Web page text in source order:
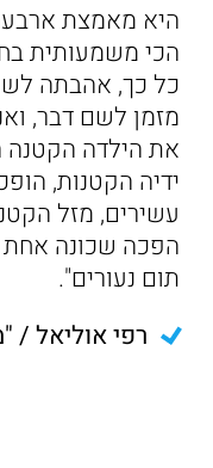
היא מאמצת
הכי משמעותית
כל כך, אהבתה
מזמן לשם דבר,
את הילדה הקטנה
ידיה הקטנות,
עשירים, מזל
הפכה שכונה אחת
תום נעורים".
רפי אוליאל /